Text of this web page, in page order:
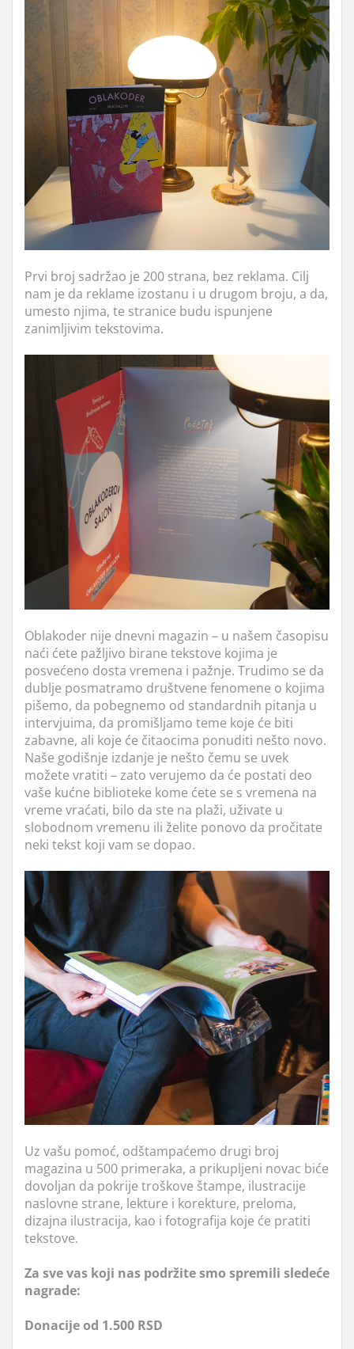
Prvi broj sadržao je 200 strana, bez reklama. Cilj
nam je da reklame izostanu i u drugom broju, a da,
umesto njima, te stranice budu ispunjene
zanimljivim tekstovima.
Oblakoder nije dnevni magazin – u našem časopisu
naći ćete pažljivo birane tekstove kojima je
posvećeno dosta vremena i pažnje. Trudimo se da
dublje posmatramo društvene fenomene o kojima
pišemo, da pobegnemo od standardnih pitanja u
intervjuima, da promišljamo teme koje će biti
zabavne, ali koje će čitaocima ponuditi nešto novo.
Naše godišnje izdanje je nešto čemu se uvek
možete vratiti – zato verujemo da će postati deo
vaše kućne biblioteke kome ćete se s vremena na
vreme vraćati, bilo da ste na plaži, uživate u
slobodnom vremenu ili želite ponovo da pročitate
neki tekst koji vam se dopao.
Uz vašu pomoć, odštampaćemo drugi broj
magazina u 500 primeraka, a prikupljeni novac biće
dovoljan da pokrije troškove štampe, ilustracije
naslovne strane, lekture i korekture, preloma,
dizajna ilustracija, kao i fotografija koje će pratiti
tekstove.
Za sve vas koji nas podržite smo spremili sledeće
nagrade:
Donacije od 1.500 RSD